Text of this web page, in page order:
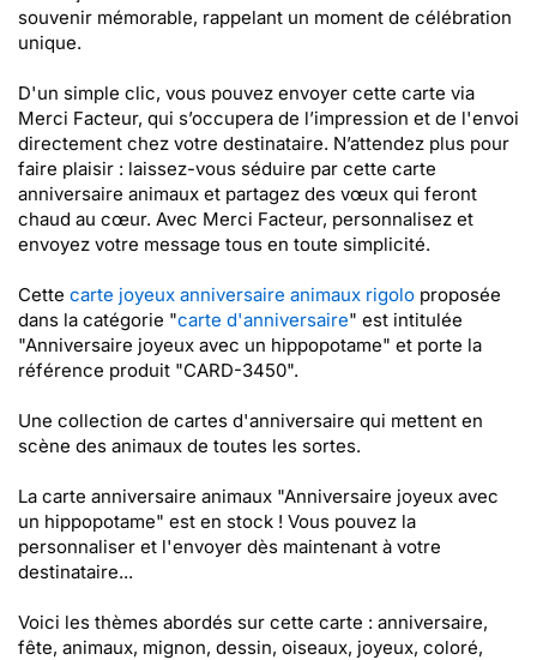
souvenir mémorable, rappelant un moment de célébration
unique.
D'un simple clic, vous pouvez envoyer cette carte via
Merci Facteur, qui s’occupera de l’impression et de l'envoi
directement chez votre destinataire. N’attendez plus pour
faire plaisir : laissez-vous séduire par cette carte
anniversaire animaux et partagez des vœux qui feront
chaud au cœur. Avec Merci Facteur, personnalisez et
envoyez votre message tous en toute simplicité.
Cette carte joyeux anniversaire animaux rigolo proposée
dans la catégorie "carte d'anniversaire" est intitulée
"Anniversaire joyeux avec un hippopotame" et porte la
référence produit "CARD-3450".
Une collection de cartes d'anniversaire qui mettent en
scène des animaux de toutes les sortes.
La carte anniversaire animaux "Anniversaire joyeux avec
un hippopotame" est en stock ! Vous pouvez la
personnaliser et l'envoyer dès maintenant à votre
destinataire...
Voici les thèmes abordés sur cette carte : anniversaire,
fête, animaux, mignon, dessin, oiseaux, joyeux, coloré,